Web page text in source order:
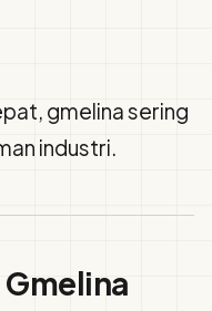
gmelina sering
industri.